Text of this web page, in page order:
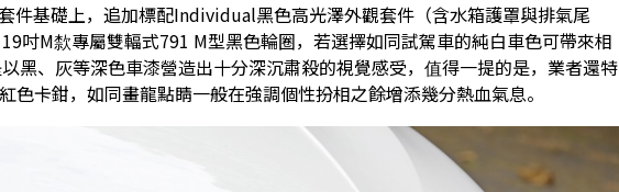
件基礎上，追加標配Individual黑色高光澤外觀套件（含水箱護罩與排氣尾
吋M歀專屬雙輻式791 M型黑色輪圈，若選擇如同試駕車的純白車色可帶來相
黑、灰等深色車漆營造出十分深沉肅殺的視覺感受，值得一提的是，業者還特
色卡鉗，如同畫龍點睛一般在強調個性扮相之餘增添幾分熱血氣息。